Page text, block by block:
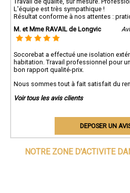
L'équipe est très sympathique !
Résultat conforme à nos attentes :
M. et Mme RAVAIL de Longvic
Socorebat a effectué une isolation
habitation. Travail professionnel pour
bon rapport qualité-prix.
Nous sommes tout à fait satisfait du
Voir tous les avis clients
DEPOSER UN
NOTRE ZONE D'ACTIVITE